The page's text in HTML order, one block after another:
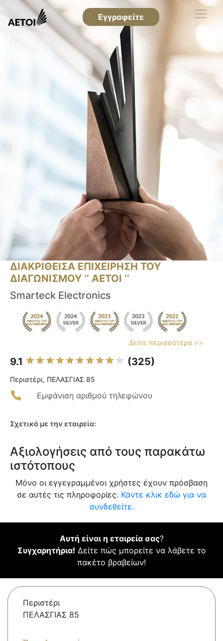
Εγγραφείτε
ΔΙΑΚΡΙΘΕΙΣΑ ΕΠΙΧΕΙΡΗΣΗ ΤΟΥ
ΔΙΑΓΩΝΙΣΜΟΥ ‘’ ΑΕΤΟΙ ‘’
Smarteck Electronics
Δείτε περισσότερα >>
9.1 (325)
Περιστέρι, ΠΕΛΑΣΓΙΑΣ 85
Εμφάνιση αριθμού τηλεφώνου
Σχετικά με την εταιρεία:
Αξιολογήσεις από τους παρακάτω
ιστότοπους
Μόνο οι εγγεγραμμένοι χρήστες έχουν πρόσβαση
σε αυτές τις πληροφορίες. Κάντε κλικ εδώ για να
συνδεθείτε.
Αυτή είναι η εταιρεία σας?
Συγχαρητήρια! Δείτε πώς μπορείτε να λάβετε το
πακέτο βραβείων!
Περιστέρι
ΠΕΛΑΣΓΙΑΣ 85